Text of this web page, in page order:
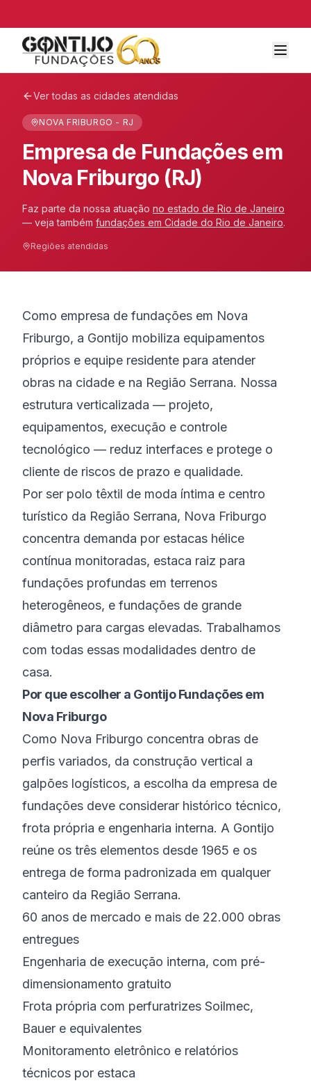
Ver todas as cidades atendidas
NOVA FRIBURGO - RJ
Empresa de Fundações em
Nova Friburgo (RJ)
Faz parte da nossa atuação no estado de Rio de Janeiro
— veja também fundações em Cidade do Rio de Janeiro.
Regiões atendidas
Como empresa de fundações em Nova
Friburgo, a Gontijo mobiliza equipamentos
próprios e equipe residente para atender
obras na cidade e na Região Serrana. Nossa
estrutura verticalizada — projeto,
equipamentos, execução e controle
tecnológico — reduz interfaces e protege o
cliente de riscos de prazo e qualidade.
Por ser polo têxtil de moda íntima e centro
turístico da Região Serrana, Nova Friburgo
concentra demanda por estacas hélice
contínua monitoradas, estaca raiz para
fundações profundas em terrenos
heterogêneos, e fundações de grande
diâmetro para cargas elevadas. Trabalhamos
com todas essas modalidades dentro de
casa.
Por que escolher a Gontijo Fundações em
Nova Friburgo
Como Nova Friburgo concentra obras de
perfis variados, da construção vertical a
galpões logísticos, a escolha da empresa de
fundações deve considerar histórico técnico,
frota própria e engenharia interna. A Gontijo
reúne os três elementos desde 1965 e os
entrega de forma padronizada em qualquer
canteiro da Região Serrana.
60 anos de mercado e mais de 22.000 obras
entregues
Engenharia de execução interna, com pré-
dimensionamento gratuito
Frota própria com perfuratrizes Soilmec,
Bauer e equivalentes
Monitoramento eletrônico e relatórios
técnicos por estaca